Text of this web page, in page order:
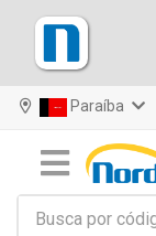
Paraíba